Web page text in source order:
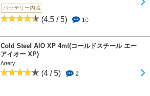
バッテリー内蔵
(4.5 / 5) 10
Cold Steel AIO XP 4ml(コールドスチール エー
アイオー XP)
Artery
(4 / 5) 2